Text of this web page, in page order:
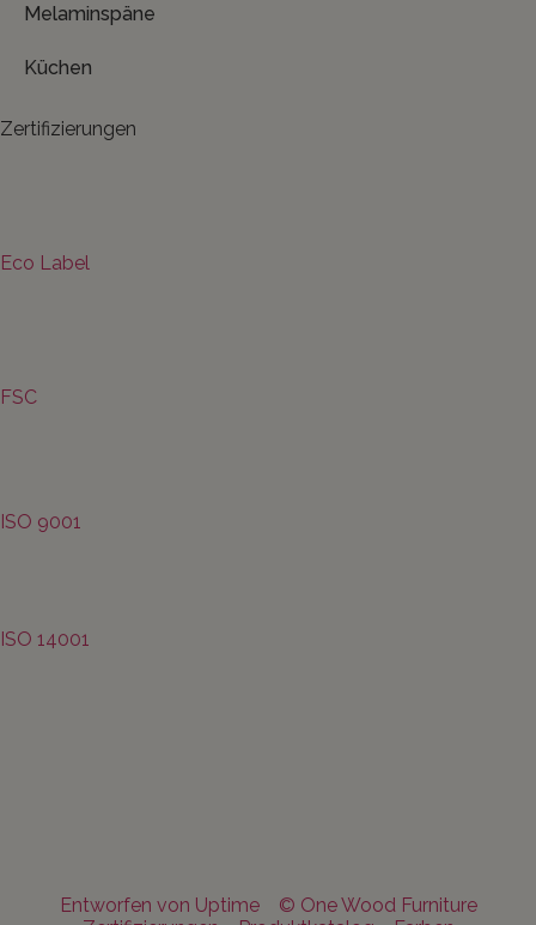
Melaminspäne
Küchen
Zertifizierungen
Eco Label
FSC
ISO 9001
ISO 14001
Entworfen von Uptime
© One Wood Furniture